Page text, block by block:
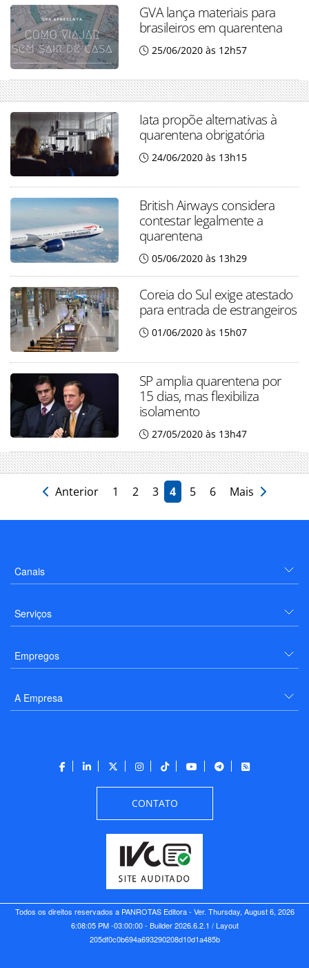
GVA lança materiais para
brasileiros em quarentena
25/06/2020 às 12h57
Iata propõe alternativas à
quarentena obrigatória
24/06/2020 às 13h15
British Airways considera
contestar legalmente a
quarentena
05/06/2020 às 13h29
Coreia do Sul exige atestado
para entrada de estrangeiros
01/06/2020 às 15h07
SP amplia quarentena por
15 dias, mas flexibiliza
isolamento
27/05/2020 às 13h47
Anterior 1 2 3 4 5 6 Mais
Canais
Serviços
Empregos
A Empresa
CONTATO
Todos os direitos reservados a PANROTAS Editora - Ver. Thursday, August 6, 2026
6:08:05 PM -03:00:00 - Builder 2026.6.2.1 / Layout
205df0c0b694a693290208d10d1a485b